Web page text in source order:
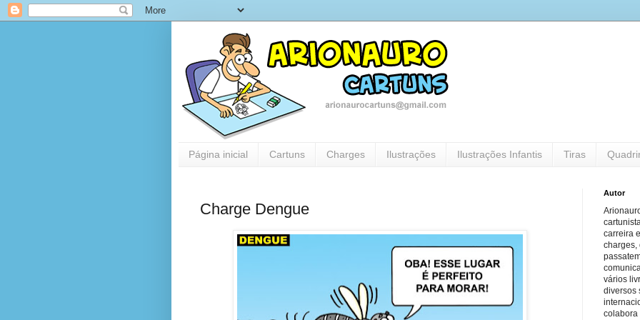
Página inicial Cartuns Charges Ilustrações Ilustrações Infantis Tiras
Charge Dengue
Autor
carreira
charges,
vários
diversos
colabora